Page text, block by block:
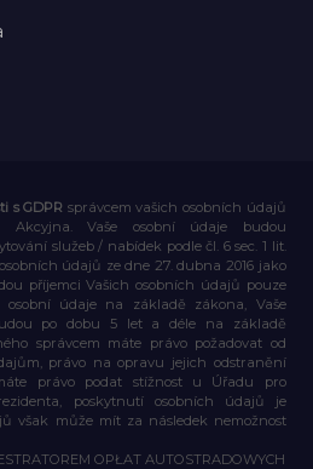
s GDPR správcem vašich osobních údajů
Akcyjna. Vaše osobní údaje budou
služeb / nabídek podle čl. 6 sec. 1 lit.
údajů ze dne 27. dubna 2016 jako
příjemci Vašich osobních údajů pouze
osobní údaje na základě zákona, Vaše
po dobu 5 let a déle na základě
správcem máte právo požadovat od
právo na opravu jejich odstranění
právo podat stížnost u Úřadu pro
poskytnutí osobních údajů je
však může mít za následek nemožnost
OPŁAT AUTOSTRADOWYCH